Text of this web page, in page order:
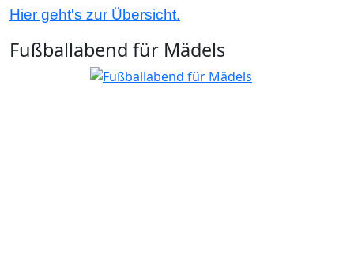
Hier geht's zur Übersicht.
Fußballabend für Mädels